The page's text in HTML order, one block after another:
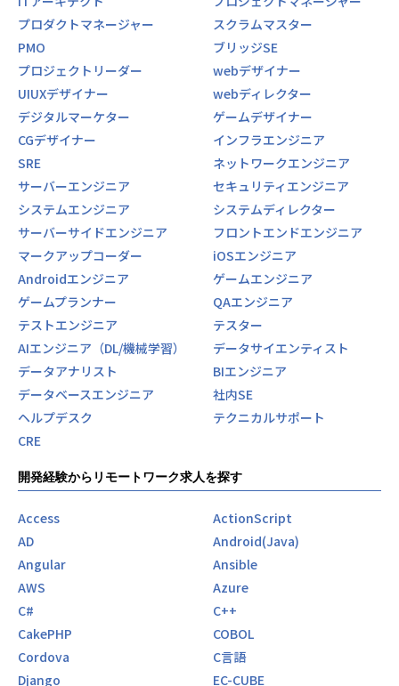
プロダクトマネージャー
スクラムマスター
PMO
ブリッジSE
プロジェクトリーダー
webデザイナー
UIUXデザイナー
webディレクター
デジタルマーケター
ゲームデザイナー
CGデザイナー
インフラエンジニア
SRE
ネットワークエンジニア
サーバーエンジニア
セキュリティエンジニア
システムエンジニア
システムディレクター
サーバーサイドエンジニア
フロントエンドエンジニア
マークアップコーダー
iOSエンジニア
Androidエンジニア
ゲームエンジニア
ゲームプランナー
QAエンジニア
テストエンジニア
テスター
AIエンジニア（DL/機械学習）
データサイエンティスト
データアナリスト
BIエンジニア
データベースエンジニア
社内SE
ヘルプデスク
テクニカルサポート
CRE
開発経験からリモートワーク求人を探す
Access
ActionScript
AD
Android(Java)
Angular
Ansible
AWS
Azure
C#
C++
CakePHP
COBOL
Cordova
C言語
Django
EC-CUBE